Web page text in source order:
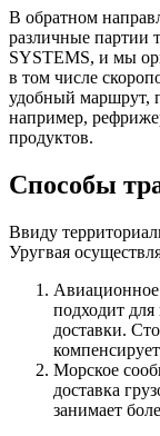
В обратном
различные партии
SYSTEMS, и мы
в том числе
удобный маршрут,
например,
продуктов.
Способы
Ввиду
Уругвая
Авиационное
подходит для
доставки.
Морское
доставка
занимает